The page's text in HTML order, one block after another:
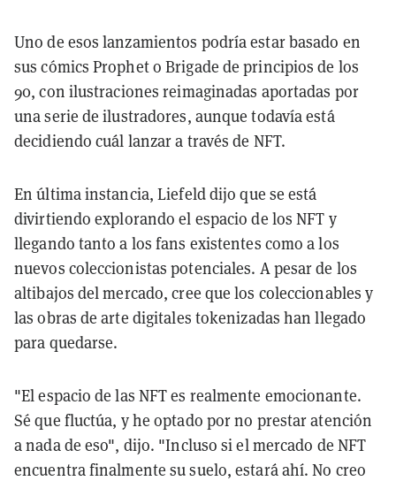
Uno de esos lanzamientos podría estar basado en
sus cómics Prophet o Brigade de principios de los
90, con ilustraciones reimaginadas aportadas por
una serie de ilustradores, aunque todavía está
decidiendo cuál lanzar a través de NFT.
En última instancia, Liefeld dijo que se está
divirtiendo explorando el espacio de los NFT y
llegando tanto a los fans existentes como a los
nuevos coleccionistas potenciales. A pesar de los
altibajos del mercado, cree que los coleccionables y
las obras de arte digitales tokenizadas han llegado
para quedarse.
"El espacio de las NFT es realmente emocionante.
Sé que fluctúa, y he optado por no prestar atención
a nada de eso", dijo. "Incluso si el mercado de NFT
encuentra finalmente su suelo, estará ahí. No creo